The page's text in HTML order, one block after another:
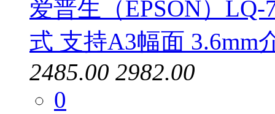
爱普生（EPSON）
式 支持A3幅面 3.6mm
2485.00 2982.00
0